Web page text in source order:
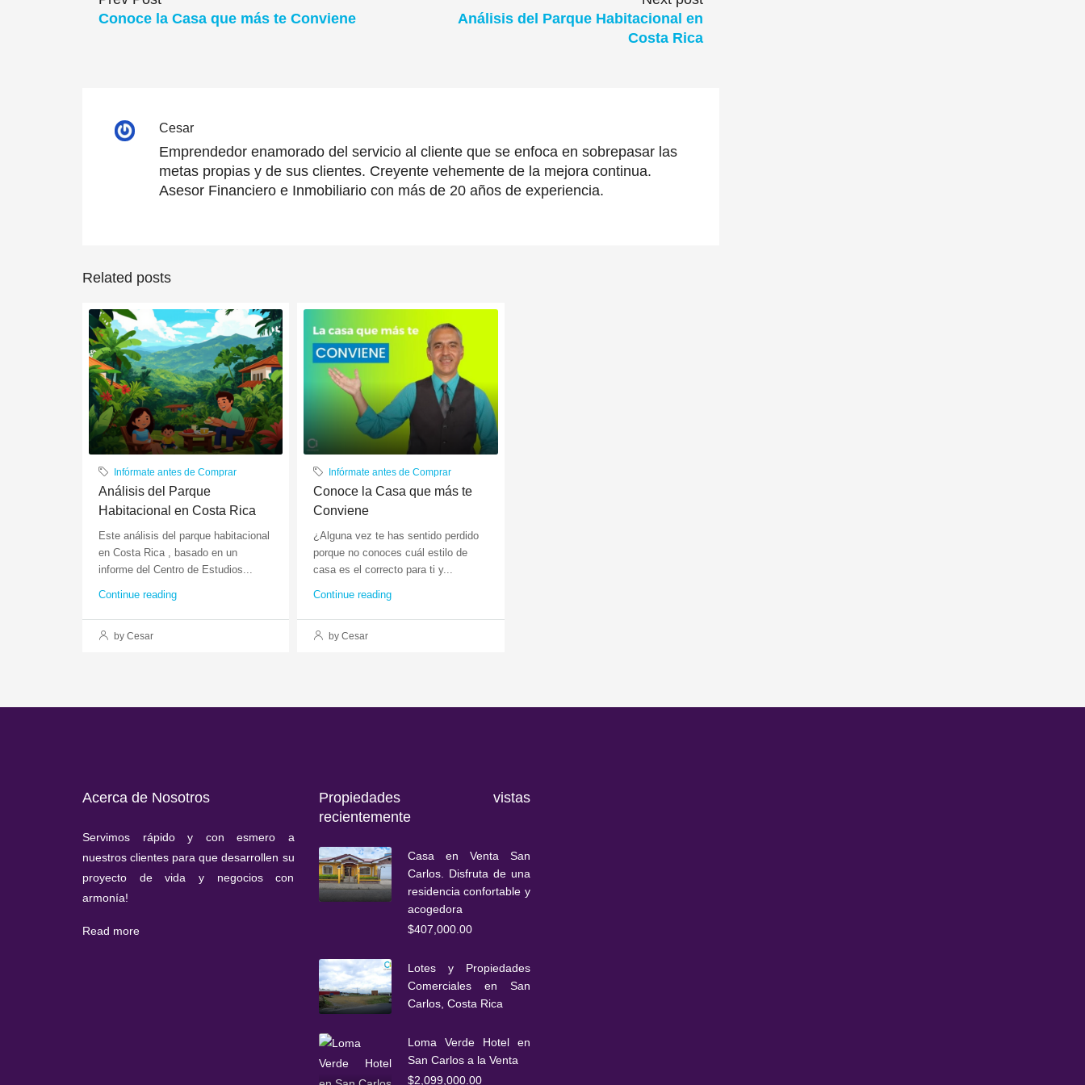
Conoce la Casa que más te Conviene
Análisis del Parque Habitacional en
Costa Rica
Cesar
Emprendedor enamorado del servicio al cliente que se enfoca en sobrepasar las
metas propias y de sus clientes. Creyente vehemente de la mejora continua.
Asesor Financiero e Inmobiliario con más de 20 años de experiencia.
Related posts
Infórmate antes de Comprar
Análisis del Parque
Habitacional en Costa Rica
Este análisis del parque habitacional
en Costa Rica , basado en un
informe del Centro de Estudios...
Continue reading
by Cesar
Infórmate antes de Comprar
Conoce la Casa que más te
Conviene
¿Alguna vez te has sentido perdido
porque no conoces cuál estilo de
casa es el correcto para ti y...
Continue reading
by Cesar
Acerca de Nosotros
Servimos rápido y con esmero a
nuestros clientes para que desarrollen su
proyecto de vida y negocios con
armonía!
Read more
Propiedades vistas
recientemente
Casa en Venta San
Carlos. Disfruta de una
residencia confortable y
acogedora
$407,000.00
Lotes y Propiedades
Comerciales en San
Carlos, Costa Rica
Loma Verde Hotel en
San Carlos a la Venta
$2,099,000.00